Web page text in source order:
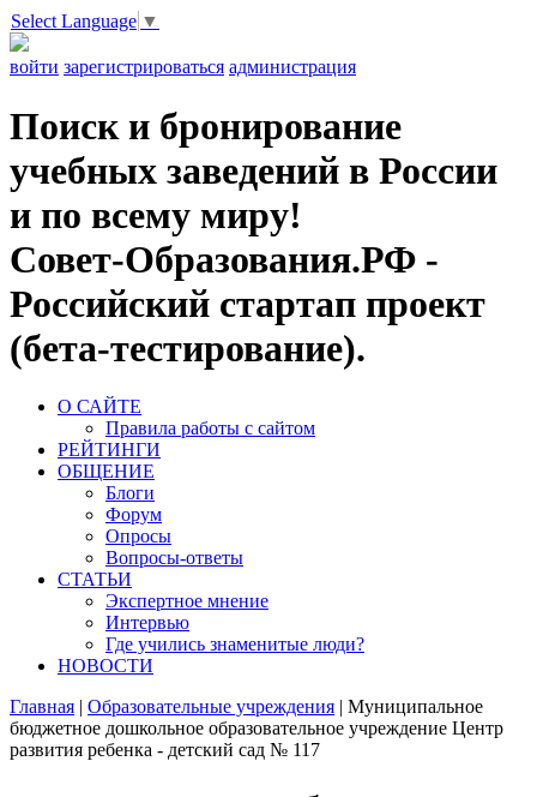
Select Language ▼
войти зарегистрироваться администрация
Поиск и бронирование
учебных заведений в России
и по всему миру!
Совет-Образования.РФ -
Российский стартап проект
(бета-тестирование).
О САЙТЕ
Правила работы с сайтом
РЕЙТИНГИ
ОБЩЕНИЕ
Блоги
Форум
Опросы
Вопросы-ответы
СТАТЬИ
Экспертное мнение
Интервью
Где учились знаменитые люди?
НОВОСТИ
Главная | Образовательные учреждения | Муниципальное
бюджетное дошкольное образовательное учреждение Центр
развития ребенка - детский сад № 117